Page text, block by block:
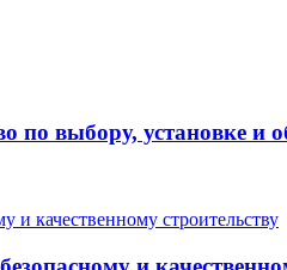
по выбору, установке и